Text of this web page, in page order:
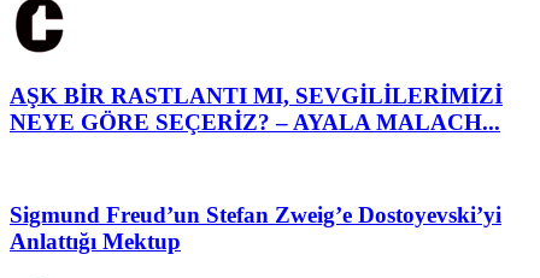
AŞK BİR RASTLANTI MI, SEVGİLİLERİMİZİ
NEYE GÖRE SEÇERİZ? – AYALA MALACH...
Sigmund Freud’un Stefan Zweig’e Dostoyevski’yi
Anlattığı Mektup